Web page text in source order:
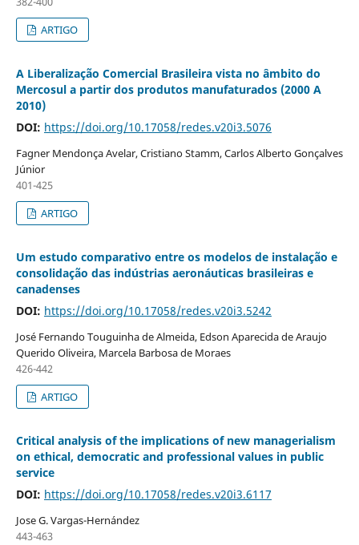
ARTIGO
A Liberalização Comercial Brasileira vista no âmbito do
Mercosul a partir dos produtos manufaturados (2000 A
2010)
DOI: https://doi.org/10.17058/redes.v20i3.5076
Fagner Mendonça Avelar, Cristiano Stamm, Carlos Alberto Gonçalves
Júnior
401-425
ARTIGO
Um estudo comparativo entre os modelos de instalação e
consolidação das indústrias aeronáuticas brasileiras e
canadenses
DOI: https://doi.org/10.17058/redes.v20i3.5242
José Fernando Touguinha de Almeida, Edson Aparecida de Araujo
Querido Oliveira, Marcela Barbosa de Moraes
426-442
ARTIGO
Critical analysis of the implications of new managerialism
on ethical, democratic and professional values in public
service
DOI: https://doi.org/10.17058/redes.v20i3.6117
Jose G. Vargas-Hernández
443-463